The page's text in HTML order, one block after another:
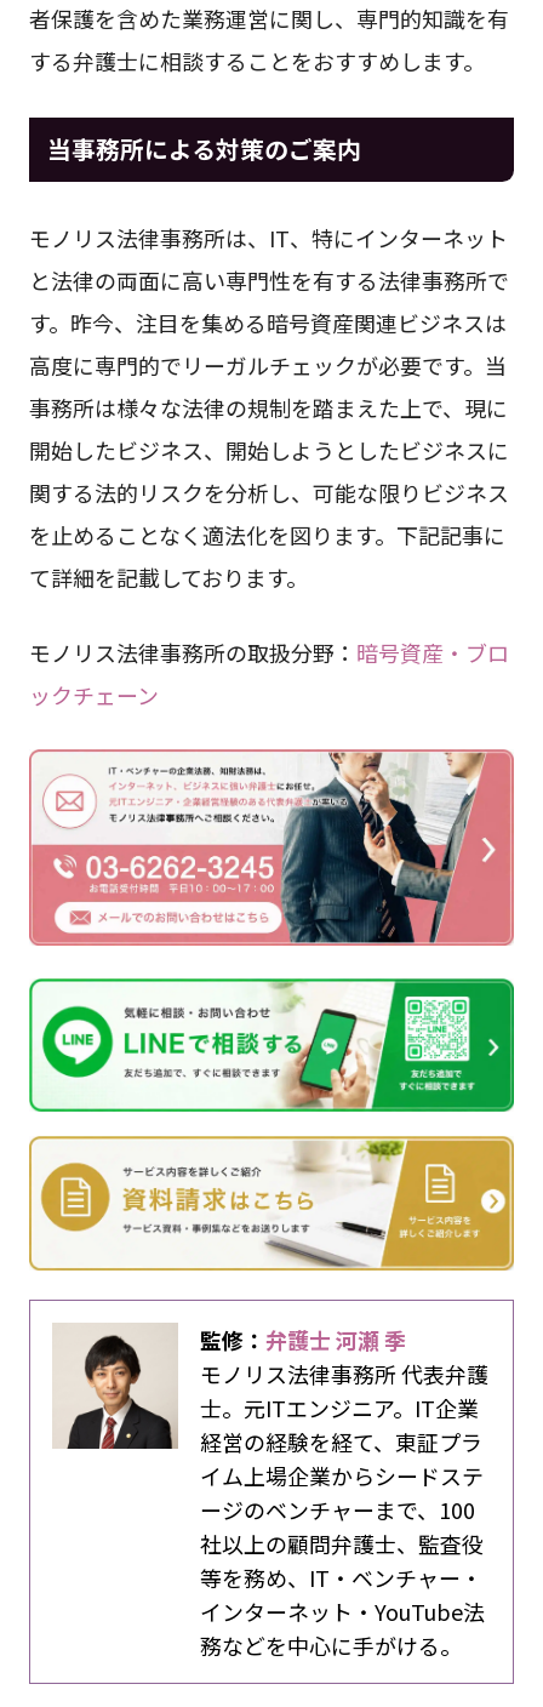
者保護を含めた業務運営に関し、専門的知識を有
する弁護士に相談することをおすすめします。
当事務所による対策のご案内
モノリス法律事務所は、IT、特にインターネット
と法律の両面に高い専門性を有する法律事務所で
す。昨今、注目を集める暗号資産関連ビジネスは
高度に専門的でリーガルチェックが必要です。当
事務所は様々な法律の規制を踏まえた上で、現に
開始したビジネス、開始しようとしたビジネスに
関する法的リスクを分析し、可能な限りビジネス
を止めることなく適法化を図ります。下記記事に
て詳細を記載しております。
モノリス法律事務所の取扱分野： 暗号資産・ブロ
ックチェーン
監修：弁護士 河瀬 季
モノリス法律事務所 代表弁護
士。元ITエンジニア。IT企業
経営の経験を経て、東証プラ
イム上場企業からシードステ
ージのベンチャーまで、100
社以上の顧問弁護士、監査役
等を務め、IT・ベンチャー・
インターネット・YouTube法
務などを中心に手がける。